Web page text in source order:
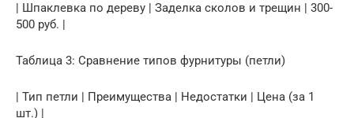
| Шпаклевка по дереву | Заделка сколов и трещин | 300-
500 руб. |
Таблица 3: Сравнение типов фурнитуры (петли)
| Тип петли | Преимущества | Недостатки | Цена (за 1
шт.) |